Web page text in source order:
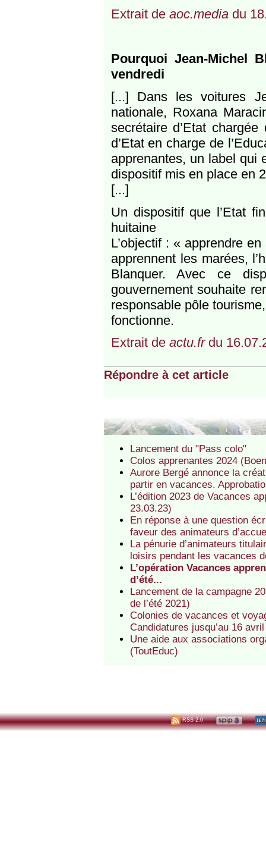
Extrait de aoc.mediadu
Pourquoi Jean-Michel
vendredi
[...] Dans les voitures
nationale, Roxana
secrétaire d’Etat
d’Etat en charge de
apprenantes, un label qui
dispositif mis en place en
[...]
Un dispositif que l’Etat
huitaine
L’objectif : « apprendre
apprennent les marées,
Blanquer. Avec ce
gouvernement souhaite
responsable pôle
fonctionne.
Extrait de actu.frdu
Répondre à cet article
Lancement du "Pass colo"
Colos apprenantes 2024
Aurore Bergé annonce la
partir en vacances.
L’édition 2023 de Vacances
23.03.23)
En réponse à une question
faveur des animateurs
La pénurie d’animateurs
loisirs pendant les vacances
L’opération Vacances
d’été...
Lancement de la campagne
de l’été 2021)
Colonies de vacances et
Candidatures jusqu’au 16
Une aide aux associations
(ToutEduc)
RSS 2.0